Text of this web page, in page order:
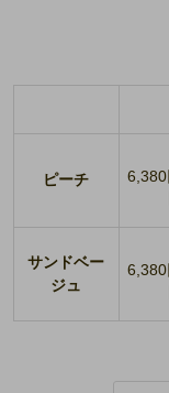
ピーチ
サンドベー
ジュ